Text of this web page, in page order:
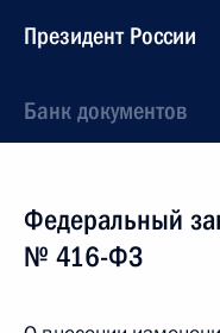
Президент России
Банк документов
Федеральный
№ 416-ФЗ